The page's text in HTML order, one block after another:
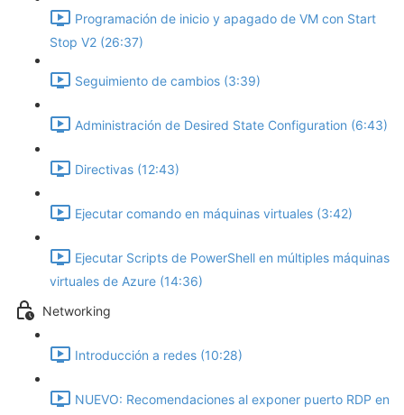
Programación de inicio y apagado de VM con Start
Stop V2 (26:37)
Seguimiento de cambios (3:39)
Administración de Desired State Configuration (6:43)
Directivas (12:43)
Ejecutar comando en máquinas virtuales (3:42)
Ejecutar Scripts de PowerShell en múltiples máquinas
virtuales de Azure (14:36)
Networking
Introducción a redes (10:28)
NUEVO: Recomendaciones al exponer puerto RDP en